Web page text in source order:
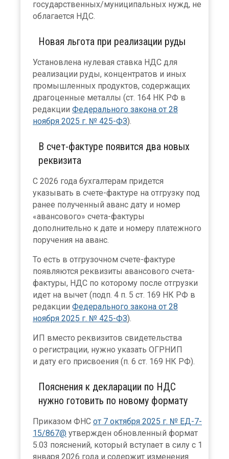
государственных/муниципальных нужд, не
облагается НДС.
Новая льгота при реализации руды
Установлена нулевая ставка НДС для
реализации руды, концентратов и иных
промышленных продуктов, содержащих
драгоценные металлы (ст. 164 НК РФ в
редакции Федерального закона от 28
ноября 2025 г. № 425-ФЗ).
В счет-фактуре появится два новых
реквизита
С 2026 года бухгалтерам придется
указывать в счете-фактуре на отгрузку под
ранее полученный аванс дату и номер
«авансового» счета-фактуры
дополнительно к дате и номеру платежного
поручения на аванс.
То есть в отгрузочном счете-фактуре
появляются реквизиты авансового счета-
фактуры, НДС по которому после отгрузки
идет на вычет (подп. 4 п. 5 ст. 169 НК РФ в
редакции Федерального закона от 28
ноября 2025 г. № 425-ФЗ).
ИП вместо реквизитов свидетельства
о регистрации, нужно указать ОГРНИП
и дату его присвоения (п. 6 ст. 169 НК РФ).
Пояснения к декларации по НДС
нужно готовить по новому формату
Приказом ФНС от 7 октября 2025 г. № ЕД-7-
15/867@ утвержден обновленный формат
5.03 пояснений, который вступает в силу с 1
января 2026 года и содержит изменения